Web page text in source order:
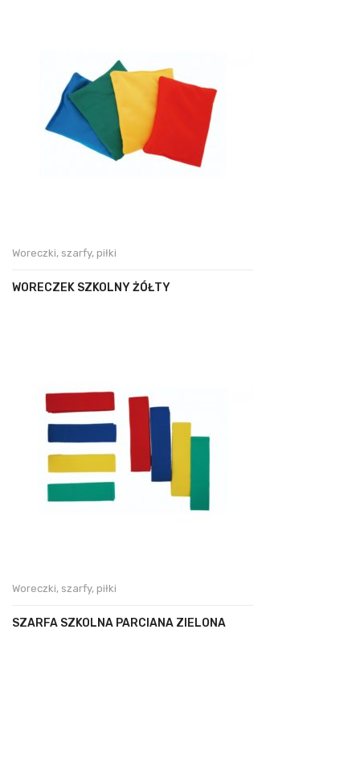
Woreczki, szarfy, piłki
WORECZEK SZKOLNY ŻÓŁTY
Woreczki, szarfy, piłki
SZARFA SZKOLNA PARCIANA ZIELONA